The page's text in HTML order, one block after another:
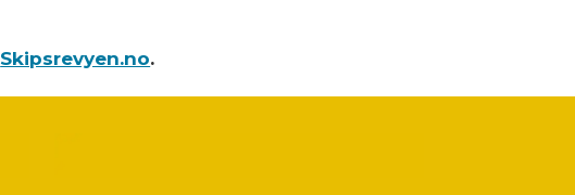
Skipsrevyen.no.